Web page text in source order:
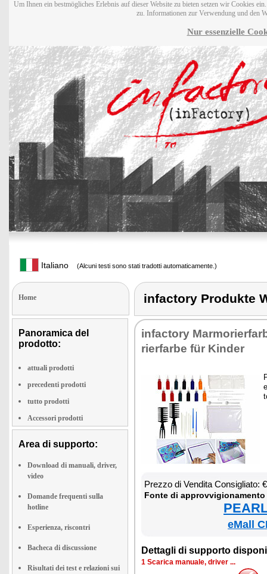
Um Ihnen ein bestmögliches Erlebnis auf dieser Website zu bieten setzen wir Cookies
zu. Informationen zur Verwendung und den
Nur essenzielle
Italiano (Alcuni testi sono stati tradotti automaticamente.)
Home
Panoramica del
prodotto:
attuali prodotti
precedenti prodotti
tutto prodotti
Accessori prodotti
Area di supporto:
Download di manuali, driver,
video
Domande frequenti sulla
hotline
Esperienza, riscontri
Bacheca di discussione
Risultati dei test e relazioni sui
infactory Produkte
in­fac­to­ry
rier­far­be für Kin­der
Prez­zo di Ven­di­ta Con­si­glia­to:
Fon­te di
eMall
Det­ta­gli di sup­por­to
1 Sca­ri­ca ma­nua­le, dri­ver ...